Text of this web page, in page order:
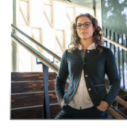
Professor Kristina Palm
Dylan Calluy / Unsplash